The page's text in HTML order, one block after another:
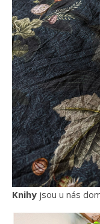
Knihy jsou u nás